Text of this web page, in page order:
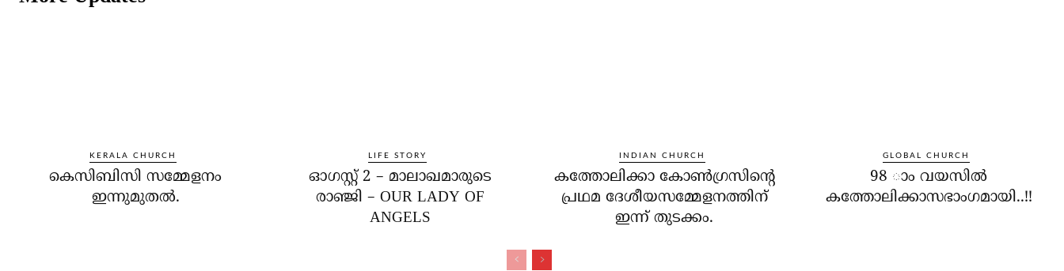
KERALA CHURCH
കെസിബിസി സമ്മേളനം
ഇന്നുമുതല്‍.
LIFE STORY
ഓഗസ്റ്റ് 2 – മാലാഖമാരുടെ
രാഞ്ജി – OUR LADY OF
ANGELS
INDIAN CHURCH
കത്തോലിക്കാ കോണ്‍ഗ്രസിന്റെ
പ്രഥമ ദേശീയസമ്മേളനത്തിന്
ഇന്ന് തുടക്കം.
GLOBAL CHURCH
98 ാം വയസില്‍
കത്തോലിക്കാസഭാംഗമായി..!!